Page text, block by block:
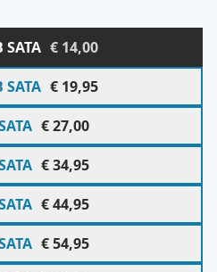
SATA € 14,00
SATA € 19,95
€ 27,00
€ 34,95
€ 44,95
€ 54,95